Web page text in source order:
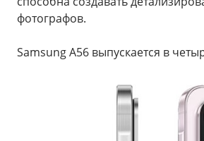
фотографов.
Samsung A56 выпускается в